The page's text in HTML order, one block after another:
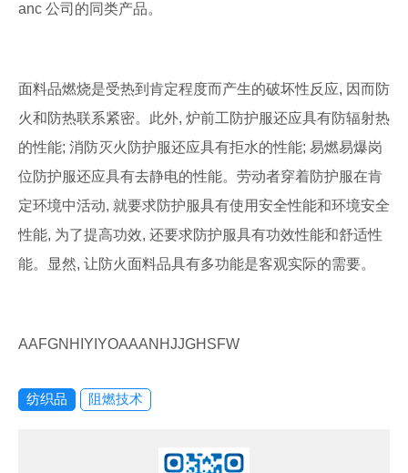
anc 公司的同类产品。
面料品燃烧是受热到肯定程度而产生的破坏性反应, 因而防
火和防热联系紧密。此外, 炉前工防护服还应具有防辐射热
的性能; 消防灭火防护服还应具有拒水的性能; 易燃易爆岗
位防护服还应具有去静电的性能。劳动者穿着防护服在肯
定环境中活动, 就要求防护服具有使用安全性能和环境安全
性能, 为了提高功效, 还要求防护服具有功效性能和舒适性
能。显然, 让防火面料品具有多功能是客观实际的需要。
AAFGNHIYIYOAAANHJJGHSFW
纺织品 阻燃技术